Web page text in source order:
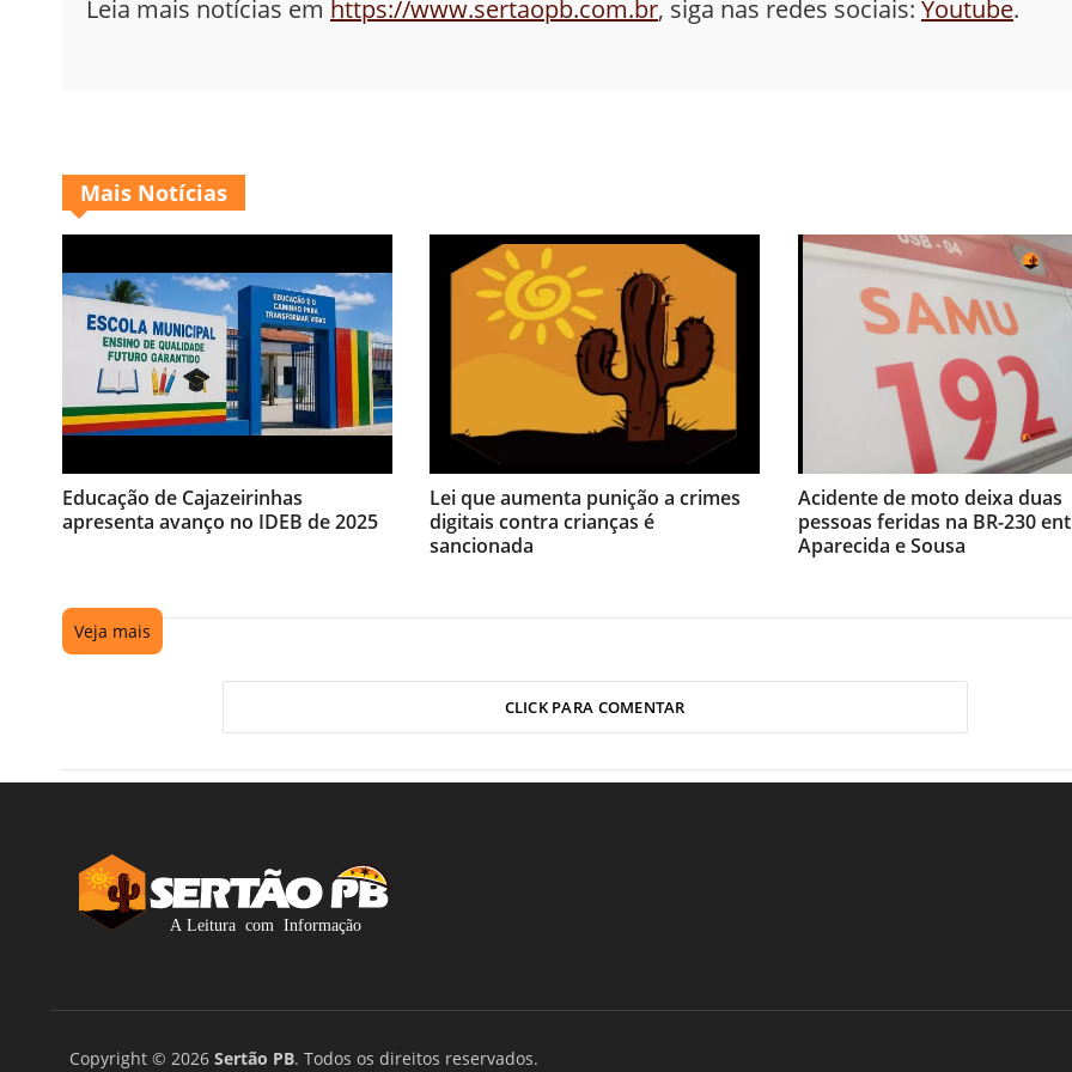
Leia mais notícias em https://www.sertaopb.com.br, siga nas redes sociais: Youtube.
Mais Notícias
Educação de Cajazeirinhas
apresenta avanço no IDEB de 2025
Lei que aumenta punição a crimes
digitais contra crianças é
sancionada
Acidente de moto deixa duas
pessoas feridas na BR-230
Aparecida e Sousa
Veja mais
CLICK PARA COMENTAR
Copyright © 2026 Sertão PB. Todos os direitos reservados.